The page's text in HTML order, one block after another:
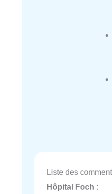
Liste des
Hôpital Foch :